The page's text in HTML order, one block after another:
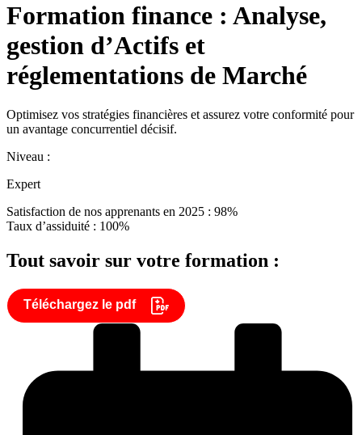
Formation finance : Analyse,
gestion d’Actifs et
réglementations de Marché
Optimisez vos stratégies financières et assurez votre conformité pour
un avantage concurrentiel décisif.
Niveau :
Expert
Satisfaction de nos apprenants en 2025 : 98%
Taux d’assiduité : 100%
Tout savoir sur votre formation :
Téléchargez le pdf